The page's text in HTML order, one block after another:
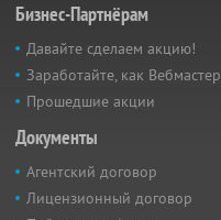
Бизнес-Партнёрам
Давайте сделаем акцию!
Заработайте, как Вебмастер
Прошедшие акции
Документы
Агентский договор
Лицензионный договор